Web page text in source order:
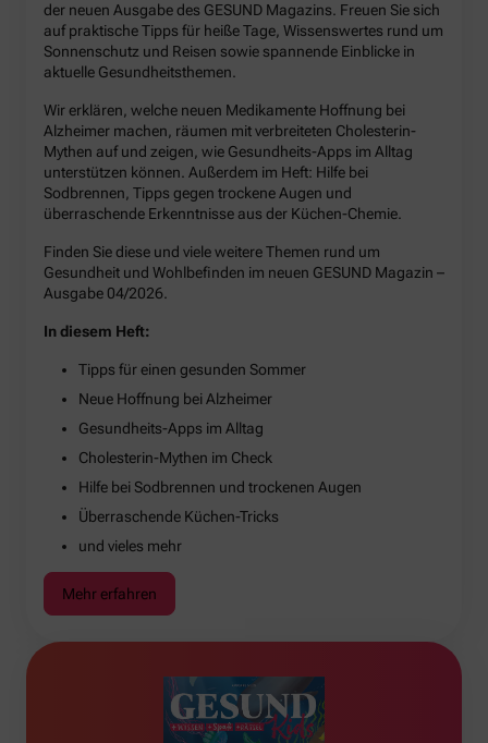
der neuen Ausgabe des GESUND Magazins. Freuen Sie sich
auf praktische Tipps für heiße Tage, Wissenswertes rund um
Sonnenschutz und Reisen sowie spannende Einblicke in
aktuelle Gesundheitsthemen.
Wir erklären, welche neuen Medikamente Hoffnung bei
Alzheimer machen, räumen mit verbreiteten Cholesterin-
Mythen auf und zeigen, wie Gesundheits-Apps im Alltag
unterstützen können. Außerdem im Heft: Hilfe bei
Sodbrennen, Tipps gegen trockene Augen und
überraschende Erkenntnisse aus der Küchen-Chemie.
Finden Sie diese und viele weitere Themen rund um
Gesundheit und Wohlbefinden im neuen GESUND Magazin –
Ausgabe 04/2026.
In diesem Heft:
Tipps für einen gesunden Sommer
Neue Hoffnung bei Alzheimer
Gesundheits-Apps im Alltag
Cholesterin-Mythen im Check
Hilfe bei Sodbrennen und trockenen Augen
Überraschende Küchen-Tricks
und vieles mehr
Mehr erfahren